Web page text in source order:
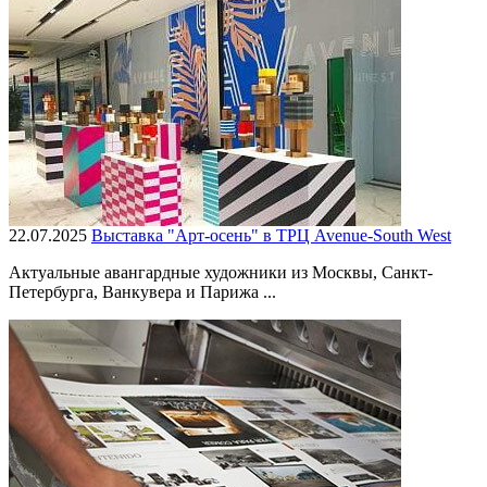
22.07.2025 Выставка "Арт-осень" в ТРЦ Avenue-South West
Актуальные авангардные художники из Москвы, Санкт-
Петербурга, Ванкувера и Парижа ...